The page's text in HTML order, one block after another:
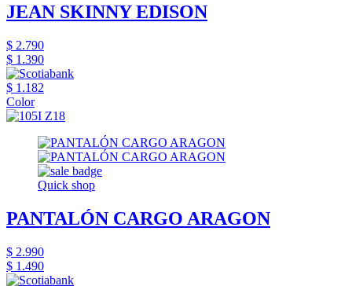
JEAN SKINNY EDISON
$ 2.790
$ 1.390
$ 1.182
Color
Quick shop
PANTALÓN CARGO ARAGON
$ 2.990
$ 1.490